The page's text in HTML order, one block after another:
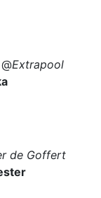
Extrapool
de Goffert